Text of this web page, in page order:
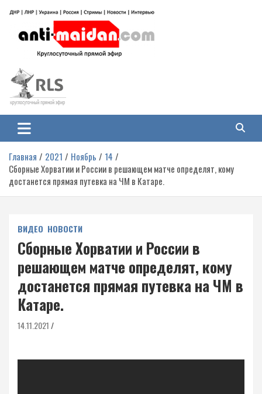
содержимому
Антимайдан: Гражданская война
на Украине
гражданской войне на Украине, включая события в Новороссии, ДНР,
ЛНР и других регионах.
Главная 2021 Ноябрь
14
Сборные Хорватии и России в решающем матче определят, кому
достанется прямая путевка на ЧМ в Катаре.
ВИДЕО НОВОСТИ
Сборные Хорватии и России в
решающем матче определят, кому
достанется прямая путевка на ЧМ в
Катаре.
14.11.2021